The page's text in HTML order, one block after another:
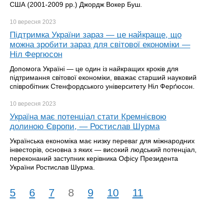
США (2001-2009 рр.) Джордж Вокер Буш.
10 вересня 2023
Підтримка України зараз — це найкраще, що
можна зробити зараз для світової економіки —
Ніл Фергюсон
Допомога Україні — це один із найкращих кроків для
підтримання світової економіки, вважає старший науковий
співробітник Стенфордського університету Ніл Ферґюсон.
10 вересня 2023
Україна має потенціал стати Кремнієвою
долиною Європи, — Ростислав Шурма
Українська економіка має низку переваг для міжнародних
інвесторів, основна з яких — високий людський потенціал,
переконаний заступник керівника Офісу Президента
України Ростислав Шурма.
5 6 7 8 9 10 11